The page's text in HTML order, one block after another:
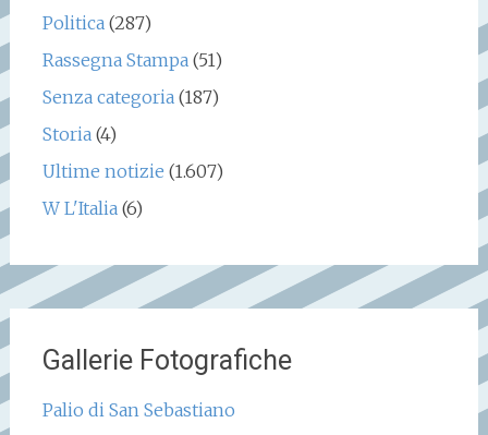
Politica(287)
Rassegna Stampa(51)
Senza categoria(187)
Storia(4)
Ultime notizie (1.607)
W L'Italia(6)
Gallerie Fotografiche
Palio di San Sebastiano